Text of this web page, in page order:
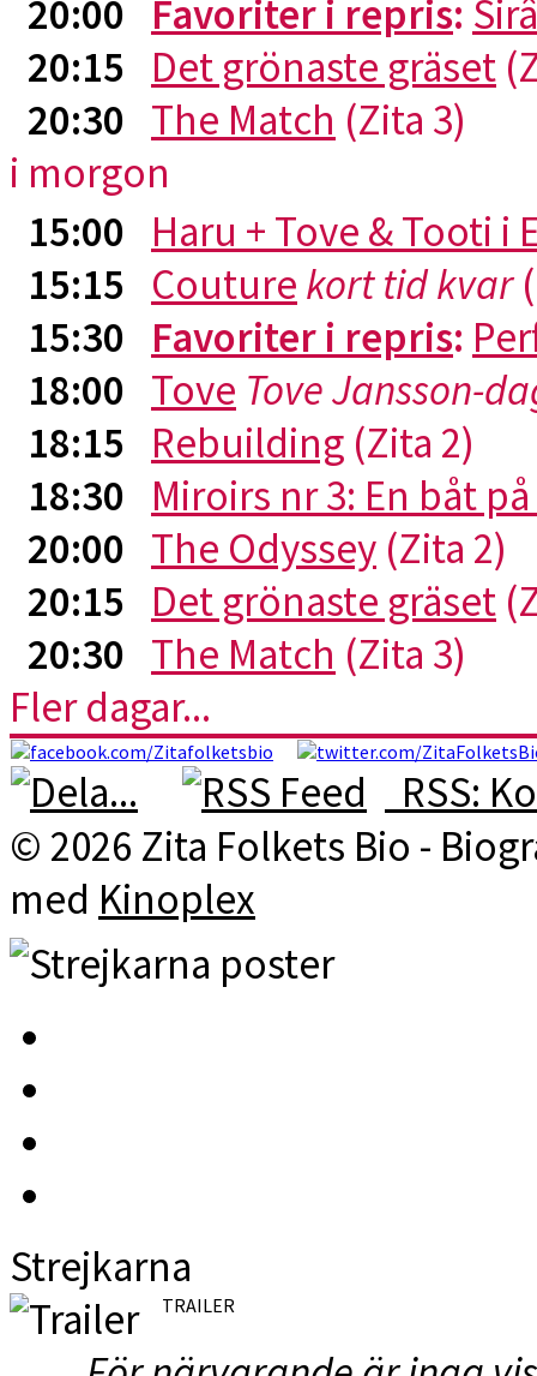
20:00 Favoriter i repris:
20:15 Det grönaste gräset
20:30 The Match (Zita 3)
i morgon
15:00 Haru + Tove & Tooti i
15:15 Couture kort tid kvar
15:30 Favoriter i repris:
18:00 Tove Tove Jansson-
18:15 Rebuilding (Zita 2)
18:30 Miroirs nr 3: En båt
20:00 The Odyssey (Zita 2)
20:15 Det grönaste gräset
20:30 The Match (Zita 3)
Fler dagar...
RSS:
© 2026 Zita Folkets Bio -
med Kinoplex
Strejkarna
TRAILER